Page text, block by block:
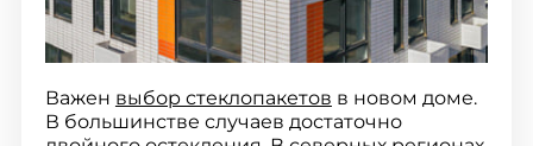
Важен выбор стеклопакетов в новом доме.
В большинстве случаев достаточно